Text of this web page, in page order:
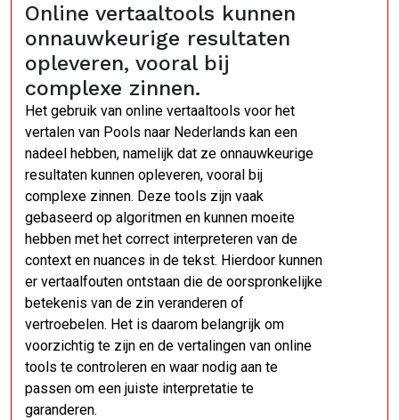
Online vertaaltools kunnen
onnauwkeurige resultaten
opleveren, vooral bij
complexe zinnen.
Het gebruik van online vertaaltools voor het
vertalen van Pools naar Nederlands kan een
nadeel hebben, namelijk dat ze onnauwkeurige
resultaten kunnen opleveren, vooral bij
complexe zinnen. Deze tools zijn vaak
gebaseerd op algoritmen en kunnen moeite
hebben met het correct interpreteren van de
context en nuances in de tekst. Hierdoor kunnen
er vertaalfouten ontstaan die de oorspronkelijke
betekenis van de zin veranderen of
vertroebelen. Het is daarom belangrijk om
voorzichtig te zijn en de vertalingen van online
tools te controleren en waar nodig aan te
passen om een juiste interpretatie te
garanderen.